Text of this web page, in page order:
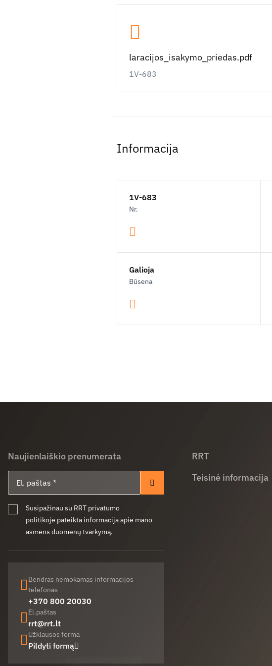
laracijos_isakymo_priedas.pdf
1V-683
Informacija
1V-683
Nr.
Galioja
Būsena
Naujienlaiškio prenumerata
Prenumeruoti
Susipažinau su RRT privatumo
politikoje pateikta informacija apie mano
asmens duomenų tvarkymą.
Bendras nemokamas informacijos
telefonas
+370 800 20030
El.paštas
rrt@rrt.lt
Užklausos forma
Pildyti formą
RRT
Teisinė informacija